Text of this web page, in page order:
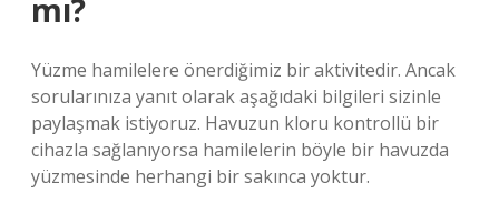
mı?
Yüzme hamilelere önerdiğimiz bir aktivitedir. Ancak
sorularınıza yanıt olarak aşağıdaki bilgileri sizinle
paylaşmak istiyoruz. Havuzun kloru kontrollü bir
cihazla sağlanıyorsa hamilelerin böyle bir havuzda
yüzmesinde herhangi bir sakınca yoktur.